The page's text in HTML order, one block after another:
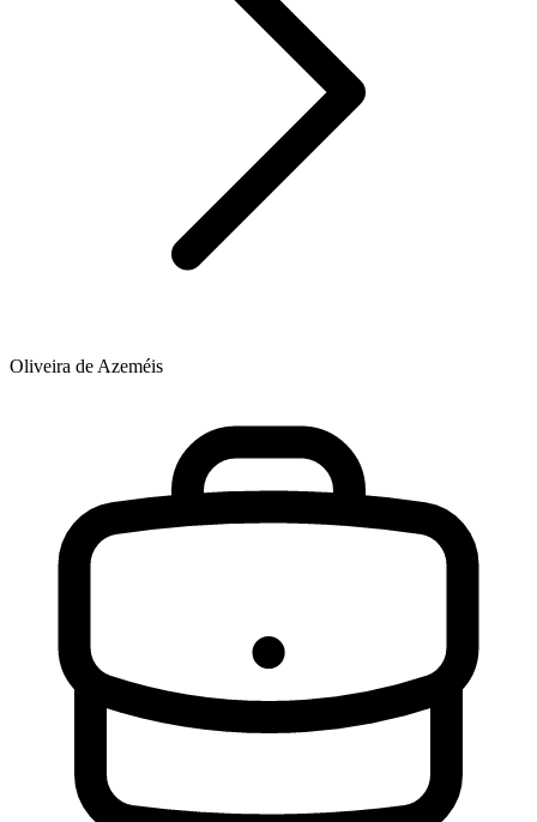
Oliveira de Azeméis